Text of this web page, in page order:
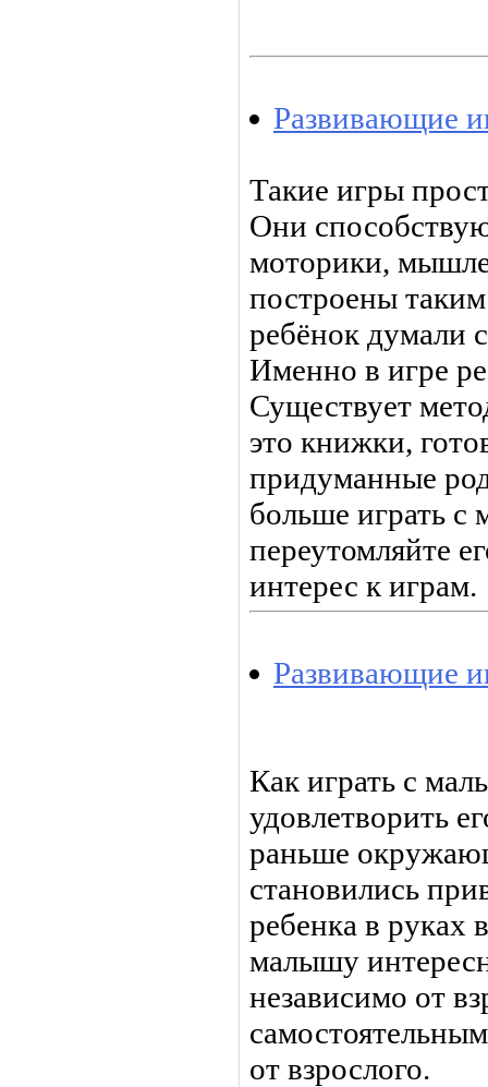
Развивающие
Такие игры
Они
моторики,
построены
ребёнок думали
Именно в игре
Существует
это книжки,
придуманные
больше играть
переутомляйте
интерес к играм.
Развивающие
Как играть с
удовлетворить
раньше
становились
ребенка в руках
малышу
независимо от
от взрослого.